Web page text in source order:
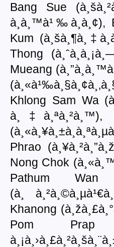
Bang Sue
à¸à¸™à¹‰à¸­à¸¢),
Kum
Thong
Mueang
Khlong Sam Wa
à¸‡à¸ªà¸²à¸™),
Phrao
Nong Chok
Pathum Wan
(à¸
Khanong
Pom